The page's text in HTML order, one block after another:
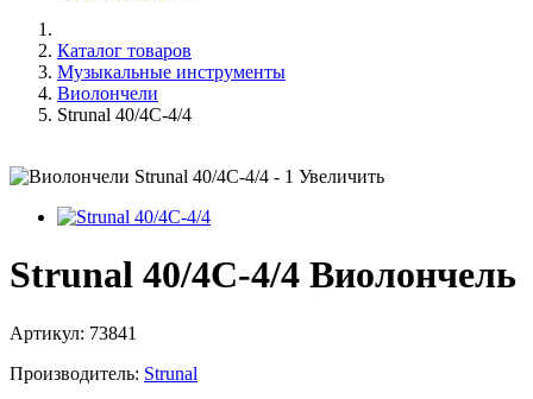
Каталог товаров
Музыкальные инструменты
Виолончели
Strunal 40/4C-4/4
Увеличить
Strunal 40/4C-4/4 Виолончель
Артикул: 73841
Производитель: Strunal